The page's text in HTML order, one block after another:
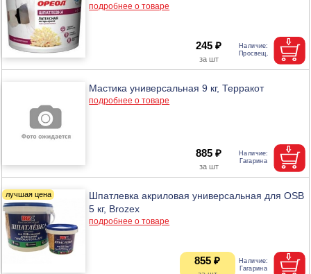
подробнее о товаре
245 ₽
Мастика универсальная 9 кг, Терракот
подробнее о товаре
885 ₽
Шпатлевка акриловая универсальная для OSB
5 кг, Brozex
подробнее о товаре
855 ₽